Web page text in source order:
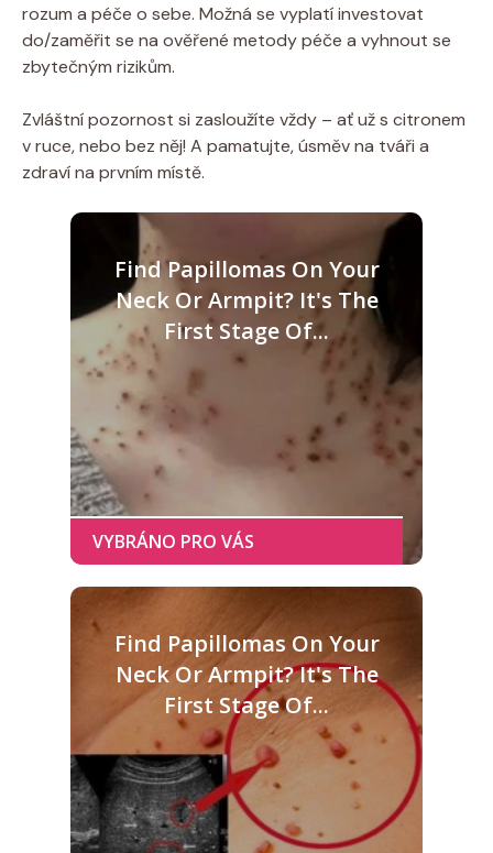
rozum a péče o sebe. Možná se vyplatí investovat
do/zaměřit se na ověřené metody péče a vyhnout se
zbytečným rizikům.
Zvláštní pozornost si zasloužíte vždy – ať už s citronem
v ruce, nebo bez něj! A pamatujte, úsměv na tváři a
zdraví na prvním místě.
Find Papillomas On Your
Neck Or Armpit? It's The
First Stage Of...
Find Papillomas On Your
Neck Or Armpit? It's The
First Stage Of...